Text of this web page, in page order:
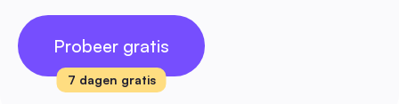
Probeer gratis
7 dagen gratis